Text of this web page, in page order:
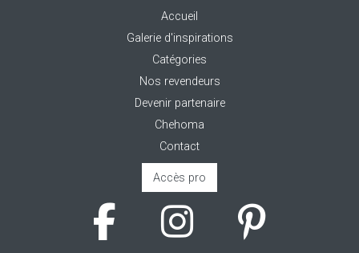
Accueil
Galerie d'inspirations
Catégories
Nos revendeurs
Devenir partenaire
Chehoma
Contact
Accès pro